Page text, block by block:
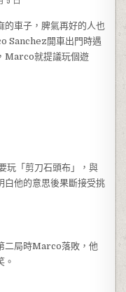
的車子，脾氣再好的人也
Sanchez開車出門時遇
Marco就提議玩個遊
玩「剪刀石頭布」，與
白他的意思後果斷接受挑
二局時Marco落敗，他
。